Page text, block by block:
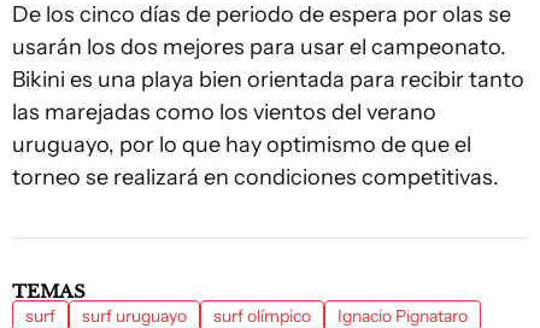
De los cinco días de periodo de espera por olas se
usarán los dos mejores para usar el campeonato.
Bikini es una playa bien orientada para recibir tanto
las marejadas como los vientos del verano
uruguayo, por lo que hay optimismo de que el
torneo se realizará en condiciones competitivas.
TEMAS
surf surf uruguayo surf olímpico
Ignacio Pignataro